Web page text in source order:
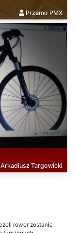
Przemo PMX
Arkadiusz Targowicki
rower zostanie